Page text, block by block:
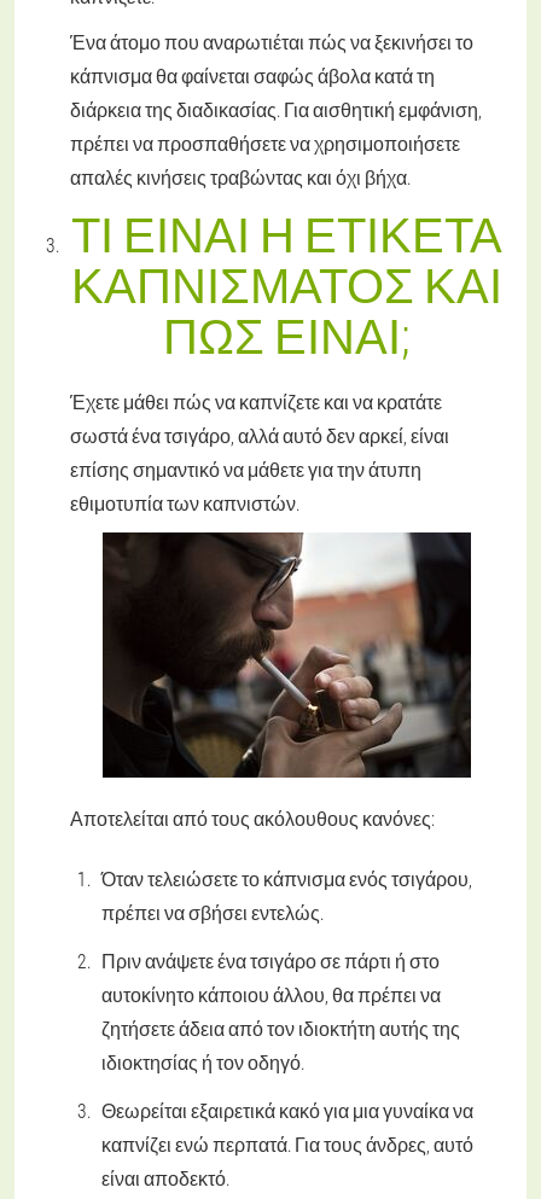
Ένα άτομο που αναρωτιέται πώς να ξεκινήσει το
κάπνισμα θα φαίνεται σαφώς άβολα κατά τη
διάρκεια της διαδικασίας. Για αισθητική εμφάνιση,
πρέπει να προσπαθήσετε να χρησιμοποιήσετε
απαλές κινήσεις τραβώντας και όχι βήχα.
ΤΙ ΕΊΝΑΙ Η ΕΤΙΚΈΤΑ
ΚΑΠΝΊΣΜΑΤΟΣ ΚΑΙ
ΠΏΣ ΕΊΝΑΙ;
Έχετε μάθει πώς να καπνίζετε και να κρατάτε
σωστά ένα τσιγάρο, αλλά αυτό δεν αρκεί, είναι
επίσης σημαντικό να μάθετε για την άτυπη
εθιμοτυπία των καπνιστών.
Αποτελείται από τους ακόλουθους κανόνες:
Όταν τελειώσετε το κάπνισμα ενός τσιγάρου,
πρέπει να σβήσει εντελώς.
Πριν ανάψετε ένα τσιγάρο σε πάρτι ή στο
αυτοκίνητο κάποιου άλλου, θα πρέπει να
ζητήσετε άδεια από τον ιδιοκτήτη αυτής της
ιδιοκτησίας ή τον οδηγό.
Θεωρείται εξαιρετικά κακό για μια γυναίκα να
καπνίζει ενώ περπατά. Για τους άνδρες, αυτό
είναι αποδεκτό.